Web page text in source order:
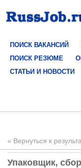
ПОИСК ВАКАНСИЙ
ПОИСК РЕЗЮМЕ
СТАТЬИ И НОВОСТИ
« Вернуться к
Упаковщик,